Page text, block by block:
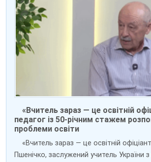
«Вчитель зараз — це освітній
педагог із 50-річним стажем
проблеми освіти
«Вчитель зараз — це освітній
Пшенічко, заслужений учитель України